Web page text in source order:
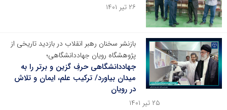
۲۶ تیر ۱۴۰۱
بازنشر سخنان رهبر انقلاب در بازدید تاریخی از
پژوهشگاه رویان جهاددانشگاهی؛
جهاددانشگاهی حرفِ گزین و برتر را به
میدان بیاورد/ ترکیب علم، ایمان و تلاش
در رویان
۲۵ تیر ۱۴۰۱